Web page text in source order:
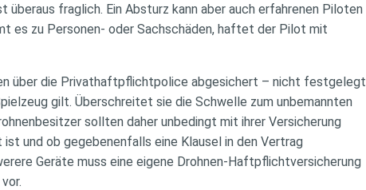
fraglich. Ein Absturz kann aber auch erfahrenen Piloten
es zu Personen- oder Sachschäden, haftet der Pilot mit
über die Privathaftpflichtpolice abgesichert – nicht festgelegt
gilt. Überschreitet sie die Schwelle zum unbemannten
sollten daher unbedingt mit ihrer Versicherung
und ob gegebenenfalls eine Klausel in den Vertrag
Geräte muss eine eigene Drohnen-Haftpflichtversicherung